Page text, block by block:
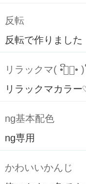
反転
反転で作りました
リラックマ( ິ•ᆺ⃘• )ິ
リラックマカラ
ng基本配色
ng専用
かわいいかんじ